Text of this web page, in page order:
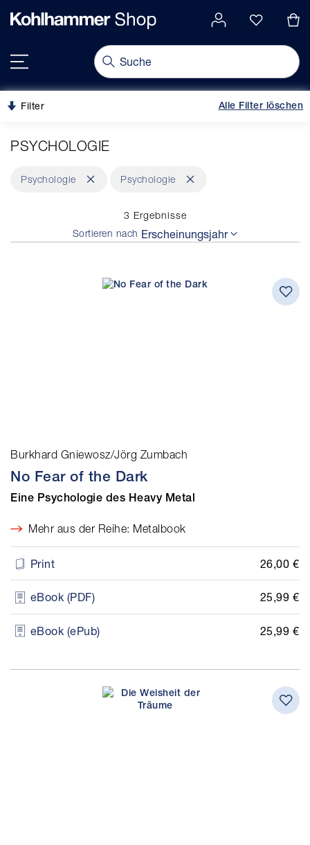
springen
Filter Alle Filter löschen
PSYCHOLOGIE
Psychologie
Dies
Psychologie
Dies
3 Ergebnisse
Sortieren nach Erscheinungsjahr
Burkhard Gniewosz/Jörg Zumbach
No Fear of the Dark
Eine Psychologie des Heavy Metal
Mehr aus der Reihe: Metalbook
Print 26,00 €
eBook (PDF) 25,99 €
eBook (ePub) 25,99 €